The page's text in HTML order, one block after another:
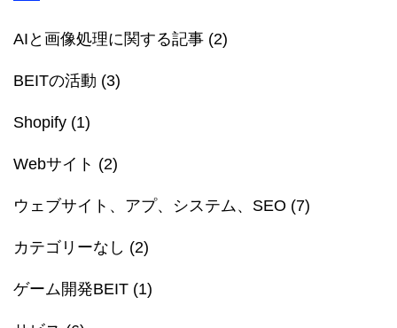
AIと画像処理に関する記事 (2)
BEITの活動 (3)
Shopify (1)
Webサイト (2)
ウェブサイト、アプ、システム、SEO (7)
カテゴリーなし (2)
ゲーム開発BEIT (1)